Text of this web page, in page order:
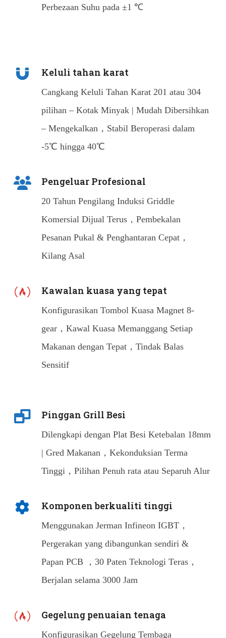
Perbezaan Suhu pada ±1 ℃
Keluli tahan karat
Cangkang Keluli Tahan Karat 201 atau 304
pilihan – Kotak Minyak | Mudah Dibersihkan
– Mengekalkan，Stabil Beroperasi dalam
-5℃ hingga 40℃
Pengeluar Profesional
20 Tahun Pengilang Induksi Griddle
Komersial Dijual Terus，Pembekalan
Pesanan Pukal & Penghantaran Cepat，
Kilang Asal
Kawalan kuasa yang tepat
Konfigurasikan Tombol Kuasa Magnet 8-
gear，Kawal Kuasa Memanggang Setiap
Makanan dengan Tepat，Tindak Balas
Sensitif
Pinggan Grill Besi
Dilengkapi dengan Plat Besi Ketebalan 18mm
| Gred Makanan，Kekonduksian Terma
Tinggi，Pilihan Penuh rata atau Separuh Alur
Komponen berkualiti tinggi
Menggunakan Jerman Infineon IGBT，
Pergerakan yang dibangunkan sendiri &
Papan PCB ，30 Paten Teknologi Teras，
Berjalan selama 3000 Jam
Gegelung penuaian tenaga
Konfigurasikan Gegelung Tembaga